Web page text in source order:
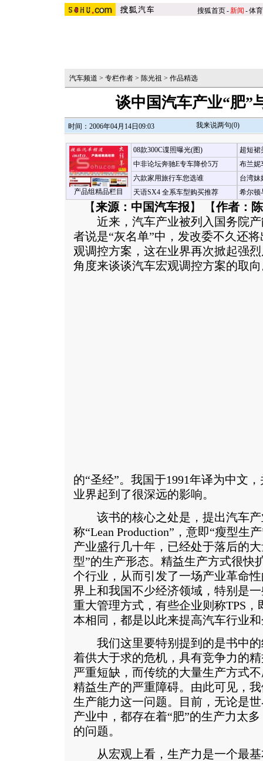
搜狐首页-新闻 -体育
汽车频道 > 专栏作者 > 陈光祖 > 作品精选
谈中国汽车产业“肥”
时间：2006年04月14日09:03 我来说两句(0)
产品组精品栏目
08款300C谍照曝光(图)
中非论坛奔驰E专车降价5万
六款家用旅行车您选谁
天语SX4 全系车型购买推荐
超短裙
布兰妮
台湾妹
希尔顿
【来源：中国汽车报 】 【作者：
近来，汽车产业被列入国务院产
者说是“灰名单”中，发改委不久还
观调控方案，这在业界再次掀起强
角度来谈谈汽车宏观调控方案的取
的“圣经”。我国于1991年译为中文
业界起到了很深远的影响。
该书的核心之处是，提出汽车产
称“Lean Production”，意即“瘦型生
产业盛行几十年，已经处于落后的
型”的生产形态。精益生产方式很快
个行业，从而引发了一场产业革命
界上和我国不少经济领域，特别是
重大管理方式，有些企业则称TPS
本相同，都是以此来提高汽车行业
我们这里要特别提到的是书中的
着供大于求的危机，具有竞争力的
严重短缺，而传统的大量生产方式
精益生产的严重障碍。由此可见，
生产能力这一问题。目前，无论是
产业中，都存在着“肥”的生产力太
的问题。
从宏观上看，生产力是一个最基